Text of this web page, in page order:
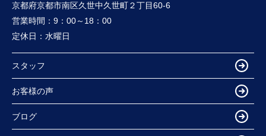
京都府京都市南区久世中久世町２丁目60-6
営業時間： 9：00～18：00
定休日： 水曜日
スタッフ
お客様の声
ブログ